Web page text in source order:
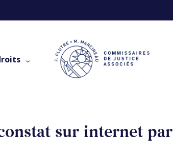
sur internet